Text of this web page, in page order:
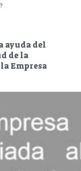
ayuda del
de la
Empresa